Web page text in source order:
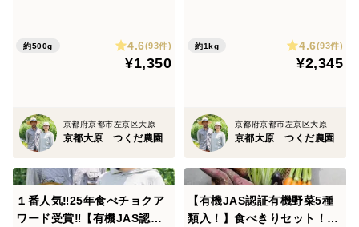
ちりめん赤しそ！梅干しやジ
ュースに最適！しそジュース
約500g 4.6(93件)
¥1,350
京都府京都市左京区大原
京都大原 つくだ農園
機ちりめん赤しそ！たっぷり
１kg（枝付）しそジュースレ
約1kg 4.6(93件)
¥2,345
京都府京都市左京区大原
京都大原 つくだ農園
１番人気‼️25年食べチョクア
ワード受賞‼️【有機JAS認証
【有機JAS認証有機野菜5種
類入！】食べきりセット！単